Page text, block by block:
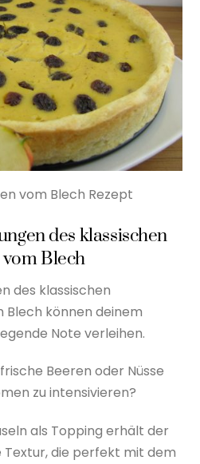
vom Blech Rezept
des klassischen
Blech
des klassischen
Blech können deinem
Note verleihen.
Beeren oder Nüsse
zu intensivieren?
als Topping erhält der
Textur, die perfekt mit dem